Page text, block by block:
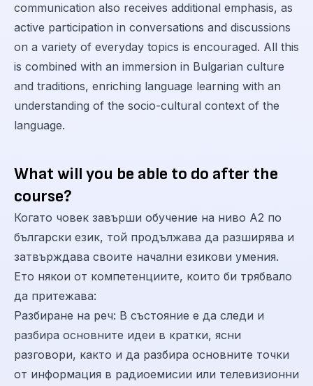
communication also receives additional emphasis, as
active participation in conversations and discussions
on a variety of everyday topics is encouraged. All this
is combined with an immersion in Bulgarian culture
and traditions, enriching language learning with an
understanding of the socio-cultural context of the
language.
What will you be able to do after the
course?
Когато човек завърши обучение на ниво А2 по
български език, той продължава да разширява и
затвърждава своите начални езикови умения.
Ето някои от компетенциите, които би трябвало
да притежава:
Разбиране на реч: В състояние е да следи и
разбира основните идеи в кратки, ясни
разговори, както и да разбира основните точки
от информация в радиоемисии или телевизионни